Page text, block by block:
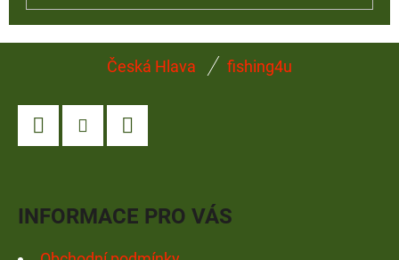
Česká Hlava fishing4u
INFORMACE PRO VÁS